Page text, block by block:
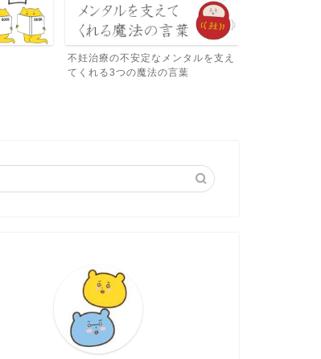
不妊治療の不安定なメンタルを支え
てくれる3つの魔法の言葉